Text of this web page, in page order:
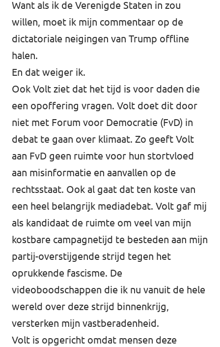
Want als ik de Verenigde Staten in zou
willen, moet ik mijn commentaar op de
dictatoriale neigingen van Trump offline
halen.
En dat weiger ik.
Ook Volt ziet dat het tijd is voor daden die
een opoffering vragen. Volt doet dit door
niet met Forum voor Democratie (FvD) in
debat te gaan over klimaat. Zo geeft Volt
aan FvD geen ruimte voor hun stortvloed
aan misinformatie en aanvallen op de
rechtsstaat. Ook al gaat dat ten koste van
een heel belangrijk mediadebat. Volt gaf mij
als kandidaat de ruimte om veel van mijn
kostbare campagnetijd te besteden aan mijn
partij-overstijgende strijd tegen het
oprukkende fascisme. De
videoboodschappen die ik nu vanuit de hele
wereld over deze strijd binnenkrijg,
versterken mijn vastberadenheid.
Volt is opgericht omdat mensen deze